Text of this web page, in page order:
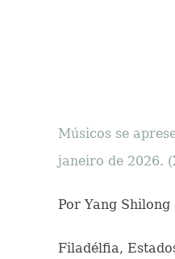
Músicos se
janeiro de 2026.
Por Yang
Filadélfia,